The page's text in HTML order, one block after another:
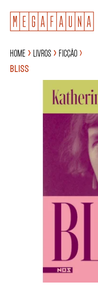
Home Livros
Ficção
BLISS